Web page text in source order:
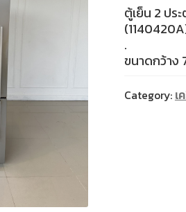
ตู้เย็น 2 ปร
.
ขนาดกว้าง
Category: เ